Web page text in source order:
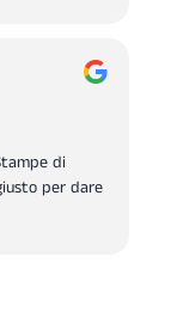
di
per dare